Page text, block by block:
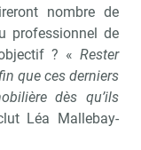
nombre de
professionnel de
? « Rester
que ces derniers
dès qu’ils
Léa Mallebay-